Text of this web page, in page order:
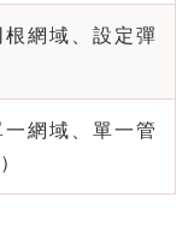
根網域、設定彈
一網域、單一管